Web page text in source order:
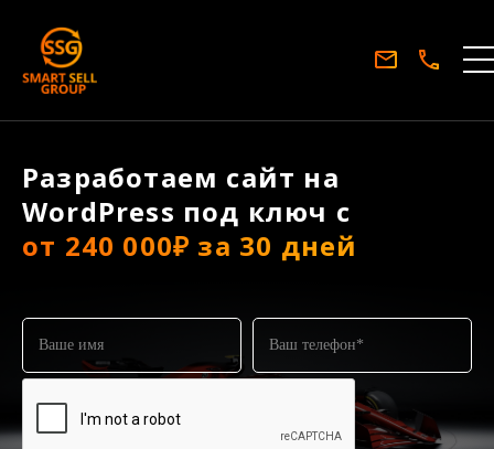
Разработаем сайт на
WordPress под ключ с
от 240 000₽ за 30 дней